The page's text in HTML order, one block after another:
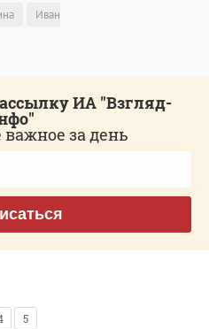
Иван
ИА "Взгляд-
за день
5